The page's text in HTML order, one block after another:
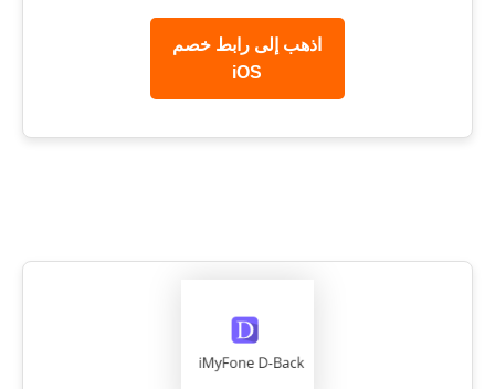
اذهب إلى رابط خصم
iOS